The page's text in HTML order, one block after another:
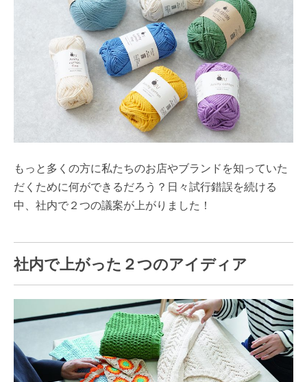
もっと多くの方に私たちのお店やブランドを知っていた
だくために何ができるだろう？日々試行錯誤を続ける
中、社内で２つの議案が上がりました！
社内で上がった２つのアイディア